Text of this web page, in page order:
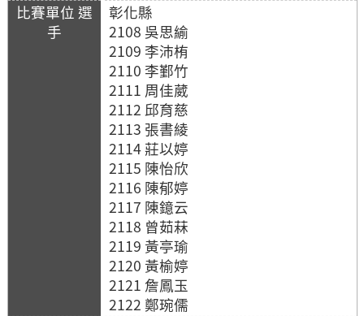
彰化縣
2108 吳思緰
2109 李沛栯
2110 李鄞竹
2111 周佳葳
2112 邱育慈
2113 張書綾
2114 莊以婷
2115 陳怡欣
2116 陳郁婷
2117 陳鐿云
2118 曾茹菻
2119 黃亭瑜
2120 黃榆婷
2121 詹鳳玉
2122 鄭琬儒